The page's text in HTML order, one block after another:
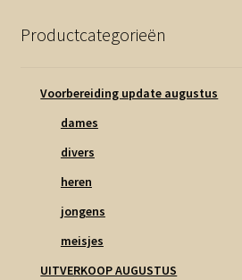
Productcategorieën
Voorbereiding update augustus
dames
divers
heren
jongens
meisjes
UITVERKOOP AUGUSTUS